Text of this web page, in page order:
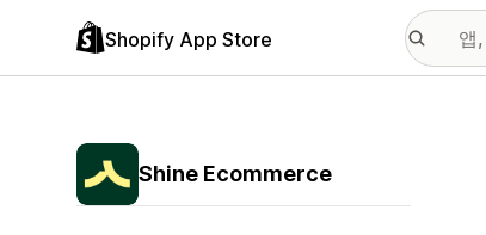
Shopify App Store
Shine Ecommerce